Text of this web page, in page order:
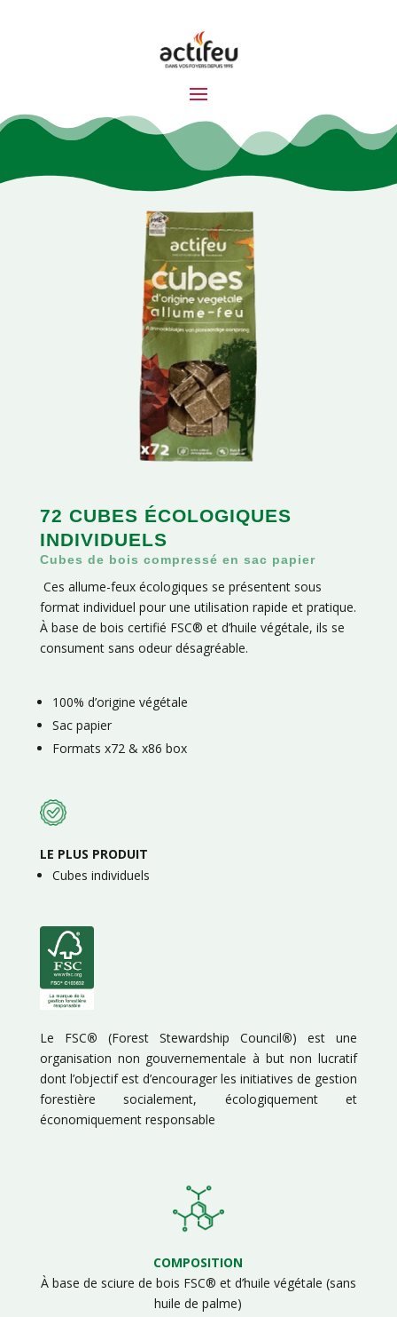
72 CUBES ÉCOLOGIQUES
INDIVIDUELS
Cubes de bois compressé en sac papier
Ces allume-feux écologiques se présentent sous
format individuel pour une utilisation rapide et pratique.
À base de bois certifié FSC® et d’huile végétale, ils se
consument sans odeur désagréable.
100% d’origine végétale
Sac papier
Formats x72 & x86 box
LE PLUS PRODUIT
Cubes individuels
Le FSC® (Forest Stewardship Council®) est une
organisation non gouvernementale à but non lucratif
dont l’objectif est d’encourager les initiatives de gestion
forestière socialement, écologiquement et
économiquement responsable
COMPOSITION
À base de sciure de bois FSC® et d’huile végétale (sans
huile de palme)